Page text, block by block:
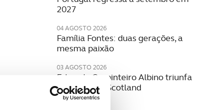
2027
04 AGOSTO 2026
Família Fontes: duas gerações, a
mesma paixão
03 AGOSTO 2026
Eduardo Carpinteiro Albino triunfa
no Eco Rally Scotland